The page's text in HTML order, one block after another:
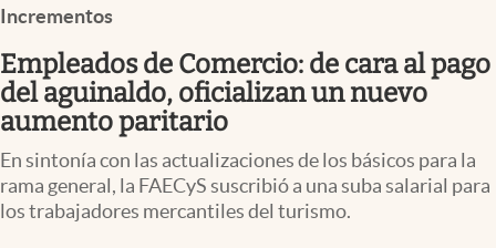
Uruguay
Mercados Online
Negocios
Columnistas
Apertura
Incrementos
Empleados de Comercio: de cara al pago
del aguinaldo, oficializan un nuevo
aumento paritario
En sintonía con las actualizaciones de los básicos para la
rama general, la FAECyS suscribió a una suba salarial para
los trabajadores mercantiles del turismo.